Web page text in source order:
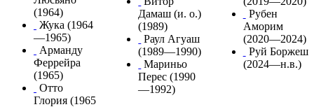
(1964)
Жука (1964
—1965)
Арманду
Феррейра
(1965)
Отто
Глория (1965
Дамаш (и. о.)
(1989)
Раул Агуаш
(1989—1990)
Мариньо
Перес (1990
—1992)
Рубен
Аморим
(2020—2024)
Руй Боржеш
(2024—н.в.)